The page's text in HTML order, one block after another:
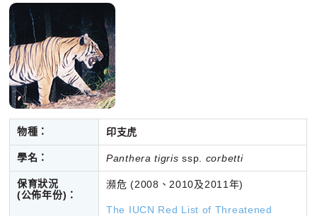
物種： 印支虎
學名： Panthera tigris ssp. corbetti
保育狀況
(公佈年份)：
瀕危 (2008、2010及2011年)
The IUCN Red List of Threatened